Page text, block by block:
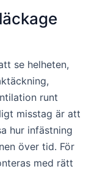
se helheten,
runt
misstag är att
hur infästning
över tid. För
med rätt